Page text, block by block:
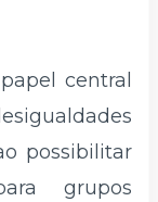
central
possibilitar
grupos